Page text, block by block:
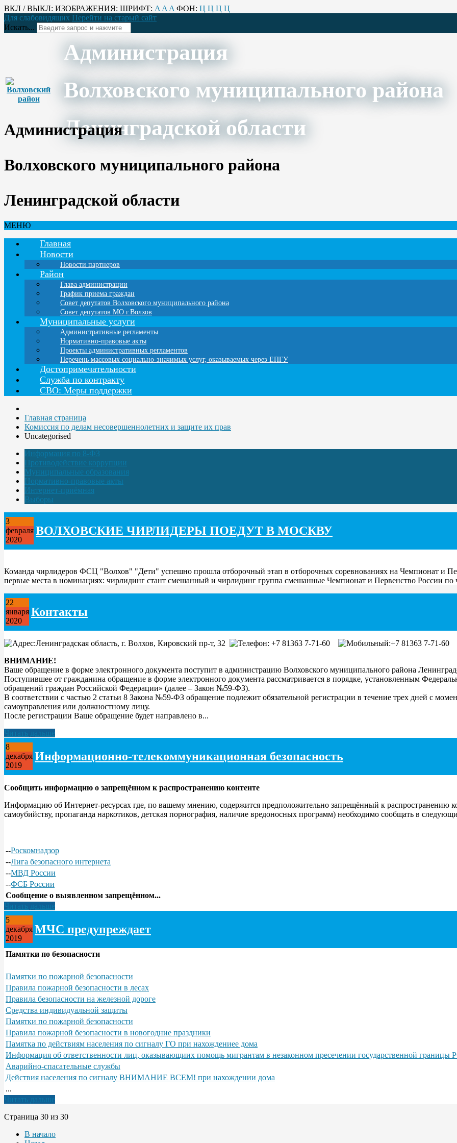
ВКЛ / ВЫКЛ: ИЗОБРАЖЕНИЯ: ШРИФТ: A A A ФОН: Ц Ц Ц Ц
Для слабовидящих Перейти на старый сайт
Искать...
Администрация
Волховского муниципального района
Ленинградской области
Администрация
Волховского муниципального района
Ленинградской области
МЕНЮ
Главная
Новости
Новости партнеров
Район
Глава администрации
График приема граждан
Совет депутатов Волховского муниципального района
Совет депутатов МО г.Волхов
Муниципальные услуги
Административные регламенты
Нормативно-правовые акты
Проекты административных регламентов
Перечень массовых социально-значимых услуг, оказываемых через ЕПГУ
Достопримечательности
Служба по контракту
СВО: Меры поддержки
Главная страница
Комиссия по делам несовершеннолетних и защите их прав
Uncategorised
Информация по 8-ФЗ
Противодействие коррупции
Муниципальные образования
Нормативно-правовые акты
Интернет-приёмная
Выборы
3
февраля
2020
ВОЛХОВСКИЕ ЧИРЛИДЕРЫ ПОЕДУТ В МОСКВУ
Команда чирлидеров ФСЦ "Волхов" "Дети" успешно прошла отборочный этап в отборочных соревнованиях на Чемпионат и
первые места в номинациях: чирлидинг стант смешанный и чирлидинг группа смешанные Чемпионат и Первенство России по
22
января
2020
Контакты
Ленинградская область, г. Волхов, Кировский пр-т, 32 +7 81363 7-71-60
+7 81363 7-71-60
ВНИМАНИЕ!
Ваше обращение в форме электронного документа поступит в администрацию Волховского муниципального района
Поступившее от гражданина обращение в форме электронного документа рассматривается в порядке, установленным
обращений граждан Российской Федерации» (далее – Закон №59-ФЗ).
В соответствии с частью 2 статьи 8 Закона №59-ФЗ обращение подлежит обязательной регистрации в течение трех дней с
самоуправления или должностному лицу.
После регистрации Ваше обращение будет направлено в...
Читать дальше
8
декабря
2019
Информационно-телекоммуникационная безопасность
Сообщить информацию о запрещённом к распространению контенте
Информацию об Интернет-ресурсах где, по вашему мнению, содержится предположительно запрещённый к распространению
самоубийству, пропаганда наркотиков, детская порнография, наличие вредоносных программ) необходимо сообщать в
--Роскомнадзор
--Лига безопасного интернета
--МВД России
--ФСБ России
Сообщение о выявленном запрещённом...
Читать дальше
5
декабря
2019
МЧС предупреждает
Памятки по безопасности
Памятки по пожарной безопасности
Правила пожарной безопасности в лесах
Правила безопасности на железной дороге
Средства индивидуальной защиты
Памятки по пожарной безопасности
Правила пожарной безопасности в новогодние праздники
Памятка по действиям населения по сигналу ГО при нахождениее дома
Информация об ответственности лиц, оказывающиих помощь мигрантам в незаконном пресечении государственной границы
Аварийно-спасательные службы
Действия населения по сигналу ВНИМАНИЕ ВСЕМ! при нахождении дома
...
Читать дальше
Страница 30 из 30
В начало